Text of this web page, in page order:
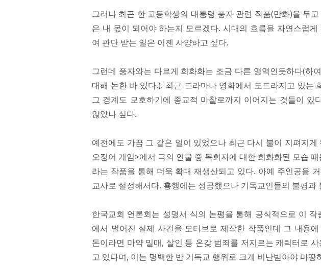
그러나 최근 한 고등학생의 대통령 풍자 관련 작품(만화)을 두
은 내 몫이 되어야 하는지 모르겠다. 시대의 흐름을 자연스럽
여 판단 받는 일은 이젠 사양하고 싶다.
그런데 풍자와는 다르게 희화화는 조금 다른 영역인듯하다(하
대해 논한 바 있다.). 최근 드라마나 영화에서 도드라지고 있는
그 경계도 모호하기에 종교적 마찰로까지 이어지는 것들이 있
않았나 싶다.
예전에도 가끔 그 같은 일이 있었으나 최근 다시 불이 지펴지
오징어 게임>에서 극의 인물 중 목회자에 대한 희화화된 모습
라는 작품을 통해 더욱 확대 재생산되고 있다. 아예 주인공을
교사로 설정해서다. 흥행에는 성공했으나 기독교인들의 불평과
한국교회 언론회는 성명서 식의 논평을 통해 공식적으로 이
에서 벌어진 실제 사건을 모티브로 제작한 작품인데 그 내용
돈이라면 마약 밀매, 살인 등 온갖 범죄를 저지르는 캐릭터로
고 있다며, 이는 명백한 반 기독교 행위로 크게 비난받아야 마